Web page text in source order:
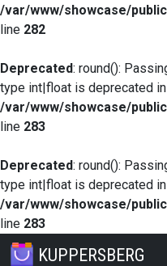
/var/www/showcase/
line 282
Deprecated: round():
type int|float is deprecated in
/var/www/showcase/
line 283
Deprecated: round():
type int|float is deprecated in
/var/www/showcase/
line 283
KUPPERSBERG